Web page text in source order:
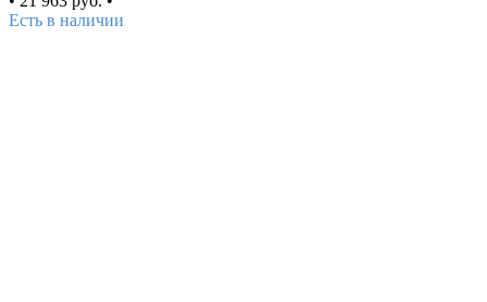
Есть в наличии